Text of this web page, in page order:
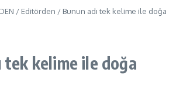
/ Editörden / Bunun adı tek kelime ile doğa
tek kelime ile doğa